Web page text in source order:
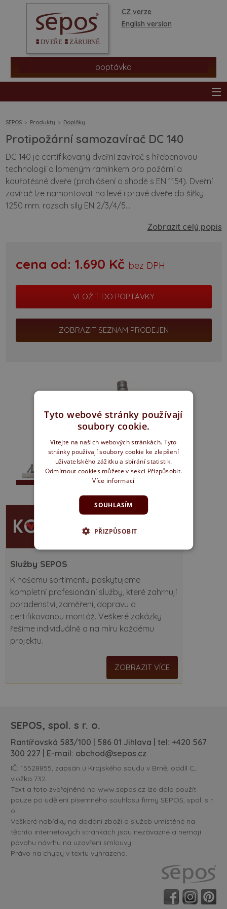
CZ verze
English version
poptávka
prodejní síť
informace a rady
SEPOS Produkty Doplňky
Protipožární samozavírač DC 140
DC 140 je certifikovaný dveřní zavírač s hřebenovou
technologií a lomeným ramínkem pro požární a
kouřotěsné dveře (prohlášení o shodě s EN 1154). Dveřní
zavírač lze namontovat na levé i pravé dveře do šířky
1250 mm. rozsah síly EN 2/3/4/5...
Zobrazit celý popis
cena od: 1.690 Kč bez DPH
ZOBRAZIT SEZNAM PRODEJEN
Služby SEPOS
K našemu sortimentu poskytujeme
kompletní profesionální služby, které zahrnují
poradenství, zaměření, dopravu a
certifikovanou montáž. Veškeré zakázky
řešíme individuálně a na míru každému
projektu.
ZOBRAZIT VÍCE
SEPOS, spol. s r. o.
Rantířovská 583/100 | 586 01 Jihlava | tel: +420 567
300 227 | E-mail: obchod@sepos.cz
IČ: 15528855, zapsán u Krajského soudu v Brně, oddíl C,
vložka 732.
Text a foto zveřejněné na www.sepos.cz lze dále použít
pouze po udělení písemného souhlasu firmy SEPOS, spol. s r.
o.
Veškeré nabídky na dodání zboží a služeb umístěné na
těchto internetových stránkách jsou nezávazné a nemají
povahu návrhu na uzavření smlouvy.
Právo na chyby v textu vyhrazeno.
Tyto webové stránky používají
soubory cookie.
Vítejte na našich webových stránkách. Tyto
stránky používají soubory cookie ke zlepšení
uživatelského zážitku a sbírání statistik.
Odmítnout cookies můžete v sekci Přizpůsobit.
Více informací
SOUHLASÍM
PŘIZPŮSOBIT